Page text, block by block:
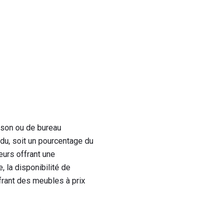
ou de bureau
soit un pourcentage du
offrant une
la disponibilité de
des meubles à prix